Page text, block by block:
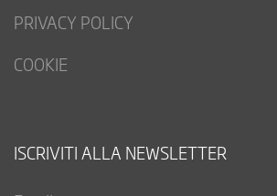
PRIVACY POLICY
COOKIE
ISCRIVITI ALLA NEWSLETTER